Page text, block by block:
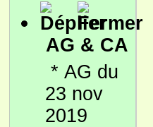
AG & CA
* AG du
23 nov
2019